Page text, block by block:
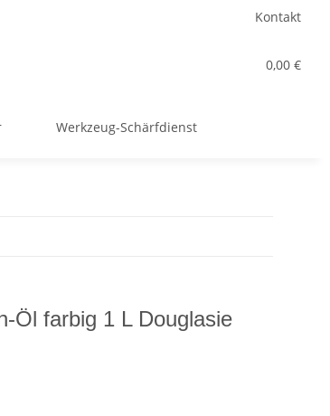
Kontakt
0,00 €
Werkzeug-Schärfdienst
Öl farbig 1 L Douglasie